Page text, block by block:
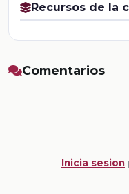
Recursos de la
Comentarios
Inicia sesion